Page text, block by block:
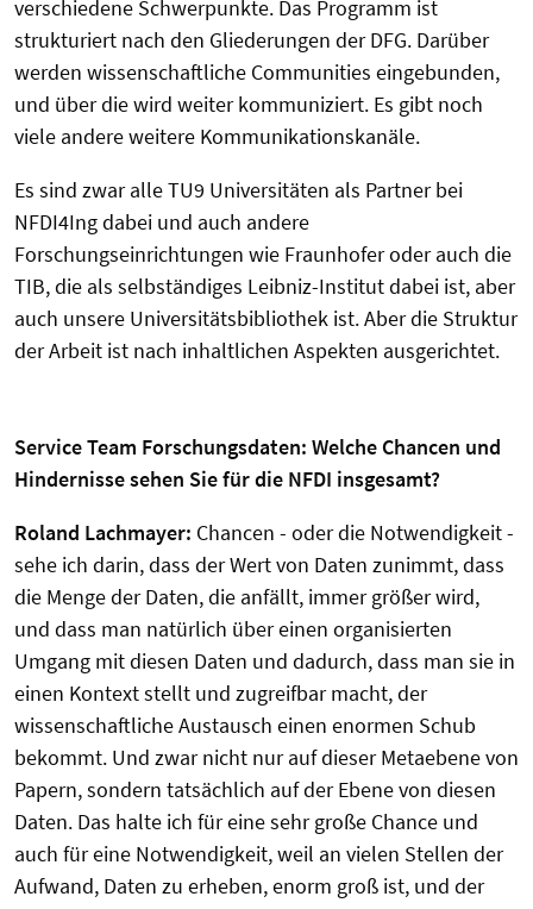
verschiedene Schwerpunkte. Das Programm ist
strukturiert nach den Gliederungen der DFG. Darüber
werden wissenschaftliche Communities eingebunden,
und über die wird weiter kommuniziert. Es gibt noch
viele andere weitere Kommunikationskanäle.
Es sind zwar alle TU9 Universitäten als Partner bei
NFDI4Ing dabei und auch andere
Forschungseinrichtungen wie Fraunhofer oder auch die
TIB, die als selbständiges Leibniz-Institut dabei ist, aber
auch unsere Universitätsbibliothek ist. Aber die Struktur
der Arbeit ist nach inhaltlichen Aspekten ausgerichtet.
Service Team Forschungsdaten: Welche Chancen und
Hindernisse sehen Sie für die NFDI insgesamt?
Roland Lachmayer: Chancen - oder die Notwendigkeit -
sehe ich darin, dass der Wert von Daten zunimmt, dass
die Menge der Daten, die anfällt, immer größer wird,
und dass man natürlich über einen organisierten
Umgang mit diesen Daten und dadurch, dass man sie in
einen Kontext stellt und zugreifbar macht, der
wissenschaftliche Austausch einen enormen Schub
bekommt. Und zwar nicht nur auf dieser Metaebene von
Papern, sondern tatsächlich auf der Ebene von diesen
Daten. Das halte ich für eine sehr große Chance und
auch für eine Notwendigkeit, weil an vielen Stellen der
Aufwand, Daten zu erheben, enorm groß ist, und der